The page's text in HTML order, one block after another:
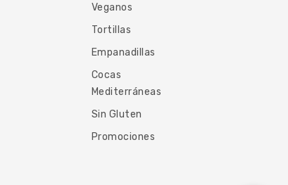
Veganos
Tortillas
Empanadillas
Cocas
Mediterráneas
Sin Gluten
Promociones